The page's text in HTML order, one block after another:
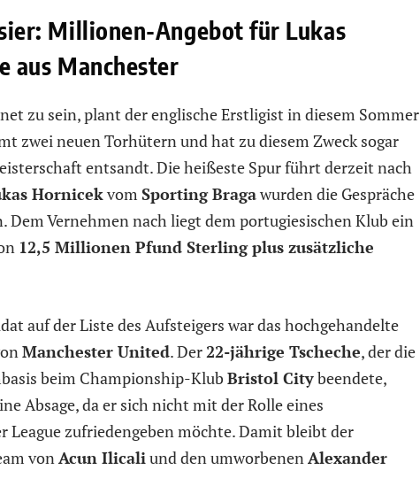
Millionen-Angebot für Lukas
aus Manchester
zu sein, plant der englische Erstligist in diesem Sommer
zwei neuen Torhütern und hat zu diesem Zweck sogar
entsandt. Die heißeste Spur führt derzeit nach
Hornicekvom Sporting Bragawurden die Gespräche
Vernehmen nach liegt dem portugiesischen Klub ein
12,5 Millionen Pfund Sterling plus zusätzliche
auf der Liste des Aufsteigers war das hochgehandelte
Manchester United. Der 22-jährige Tscheche, der die
beim Championship-Klub Bristol Citybeendete,
Absage, da er sich nicht mit der Rolle eines
League zufriedengeben möchte. Damit bleibt der
von Acun Ilicali und den umworbenen Alexander